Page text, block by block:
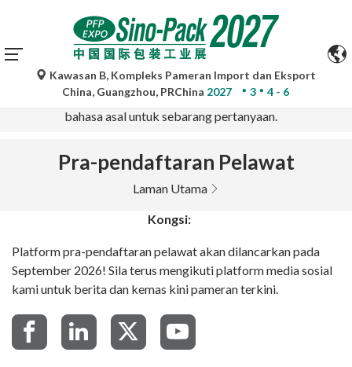
Terjemahan automatik oleh Google Translate adalah untuk
rujukan sahaja dan mungkin tidak tepat. Sila rujuk versi
bahasa asal untuk sebarang pertanyaan.
Kawasan B, Kompleks Pameran Import dan Eksport
China, Guangzhou, PRChina 2027 3 4 - 6
Pra-pendaftaran Pelawat
Laman Utama
Kongsi:
Platform pra-pendaftaran pelawat akan dilancarkan pada
September 2026! Sila terus mengikuti platform media sosial
kami untuk berita dan kemas kini pameran terkini.